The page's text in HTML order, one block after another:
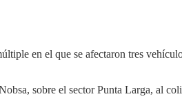
en el que se afectaron tres
sobre el sector Punta Larga, al